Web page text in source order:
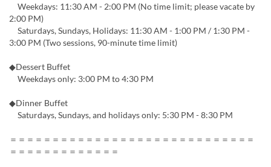
Weekdays: 11:30 AM - 2:00 PM (No time limit; please vacate by
2:00 PM)
Saturdays, Sundays, Holidays: 11:30 AM - 1:00 PM / 1:30 PM -
3:00 PM (Two sessions, 90-minute time limit)
◆Dessert Buffet
Weekdays only: 3:00 PM to 4:30 PM
◆Dinner Buffet
Saturdays, Sundays, and holidays only: 5:30 PM - 8:30 PM
＝＝＝＝＝＝＝＝＝＝＝＝＝＝＝＝＝＝＝＝＝＝＝＝＝＝＝＝＝
＝＝＝＝＝＝＝＝＝＝＝＝＝